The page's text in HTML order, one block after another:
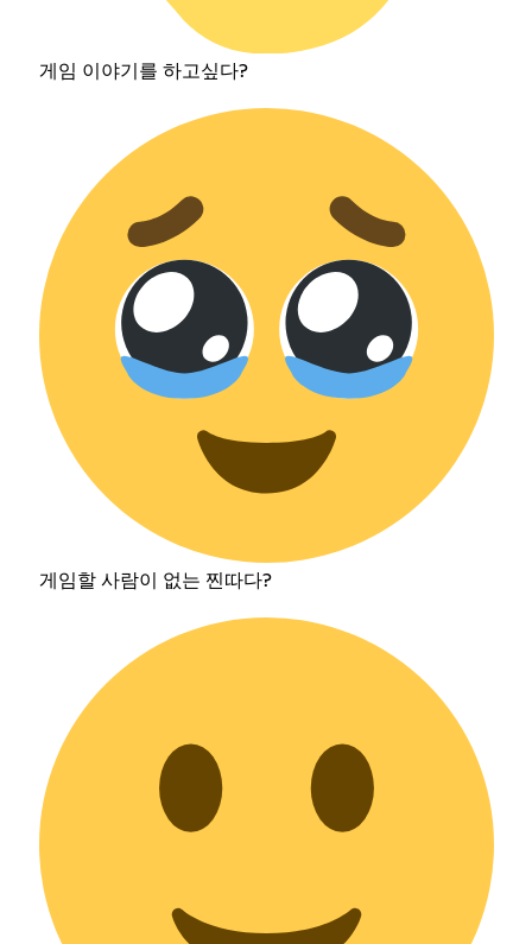
게임 이야기를 하고싶다?
게임할 사람이 없는 찐따다?